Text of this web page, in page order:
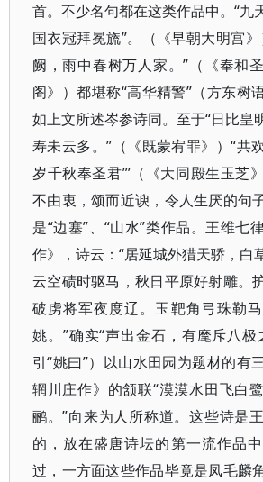
首。不少名句都在这类作品中。“九
国衣冠拜冕旒”。（《早朝大明宫
阙，雨中春树万人家。”（《奉和
阁》）都堪称“高华精警”（方东树
如上文所述岑参诗同。至于“日比皇
寿未云多。”（《既蒙宥罪》）“共
岁千秋奉圣君”’（《大同殿生玉芝
不由衷，颂而近谀，令人生厌的句
是“边塞”、“山水”类作品。王维七
作》，诗云：“居延城外猎天骄，白
云空碛时驱马，秋日平原好射雕。
破虏将军夜度辽。玉靶角弓珠勒
姚。”确实“声出金石，有麾斥八极
引“姚曰”）以山水田园为题材的有
辋川庄作》的颔联“漠漠水田飞白
鹂。”向来为人所称道。这些诗是
的，放在盛唐诗坛的第一流作品
过，一方面这些作品毕竟是凤毛麟